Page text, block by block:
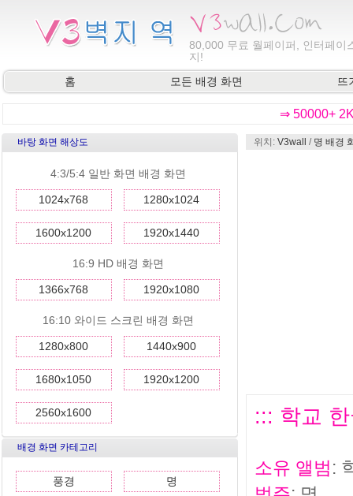
80,000 무료 월페이퍼, 인터페이
지!
홈
모든 배경 화면 뜨
⇒ 50000+
바탕 화면 해상도
4:3/5:4 일반 화면 배경 화면
1024x768 1280x1024
1600x1200 1920x1440
16:9 HD 배경 화면
1366x768 1920x1080
16:10 와이드 스크린 배경 화면
1280x800 1440x900
1680x1050 1920x1200
2560x1600
배경 화면 카테고리
풍경 명
위치: V3wall / 명 배경
::: 학교
소유 앨범: